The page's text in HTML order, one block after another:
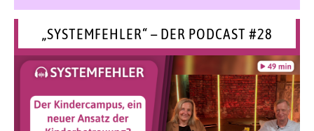
„SYSTEMFEHLER“ – DER PODCAST #28